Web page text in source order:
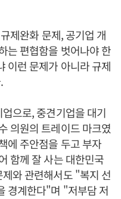
제완화 문제, 공기업 개
는 편협함을 벗어나야 한
이런 문제가 아니라 규제
으로, 중견기업을 대기
의원의 트레이드 마크였
에 주안점을 두고 부자
함께 잘 사는 대한민국
와 관련해서도 "복지 선
경계한다"며 "저부담 저